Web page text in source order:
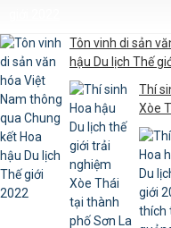
Tôn vinh di sản
hậu Du lịch Thế
Thí
Xòe